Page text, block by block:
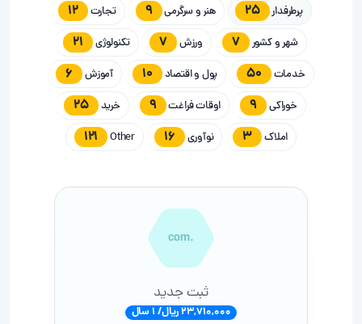
پرطرفدار 25 هنر و سرگرمی 9 تجارت 12
شهر و کشور 7 ورزش 7 تکنولوژی 21
خدمات 50 پول و اقتصاد 10 آموزش 6
خوراکی 9 اوقات فراغت 9 خرید 25
املاک 3 نوآوری 16
Other
121
.com
ثبت جدید
23,710,000 ریال/ 1 سال